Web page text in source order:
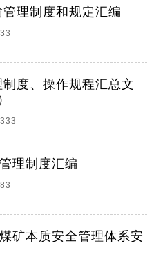
的通知 XXX煤矿各部
制度、XXX煤矿安。
不交罚款10元，三天不
丢失的赔偿800元，使用一
不准在井下私自打开、调
3、各采掘队跟班队长、班
查其完好情况，有故障的
放单位和使用单位各罚款
，。
矿井下使用的所有小型电
由机修中心集中统一保
办负责管理，任何单位不
缆（专用除外）。 二、新
理制度和规定汇编
度、操作规程汇总文
理制度汇编
矿本质安全管理体系安